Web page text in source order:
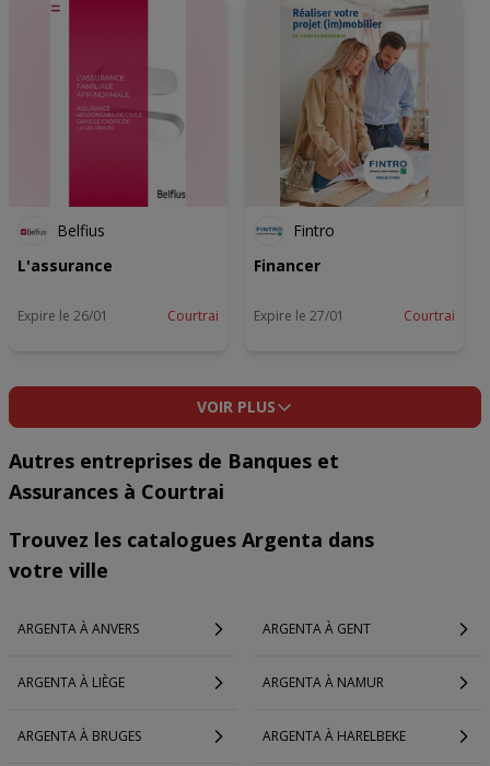
Belfius
L'assurance
Expire le 26/01 Courtrai
Fintro
Financer
Expire le 27/01 Courtrai
VOIR PLUS
Autres entreprises de Banques et
Assurances à Courtrai
Trouvez les catalogues Argenta dans
votre ville
ARGENTA À ANVERS ARGENTA À GENT
ARGENTA À LIÈGE ARGENTA À NAMUR
ARGENTA À BRUGES ARGENTA À HARELBEKE